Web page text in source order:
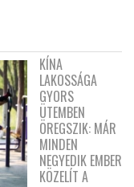
KÍNA
LAKOSSÁGA
GYORS
ÜTEMBEN
ÖREGSZIK: MÁR
MINDEN
NEGYEDIK EMBER
KÖZELÍT A